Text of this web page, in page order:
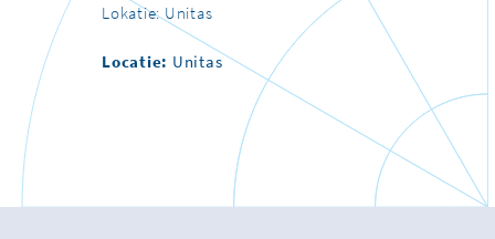
Lokatie: Unitas
Locatie: Unitas